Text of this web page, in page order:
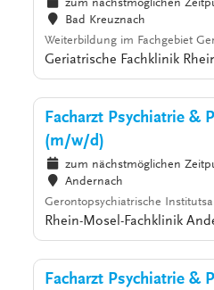
zum nächstmöglichen
Bad Kreuznach
Weiterbildung im Fachgebiet
Geriatrische Fachklinik
Facharzt Psychiatrie &
(m/w/d)
zum nächstmöglichen
Andernach
Gerontopsychiatrische
Rhein-Mosel-Fachklinik
Facharzt Psychiatrie &